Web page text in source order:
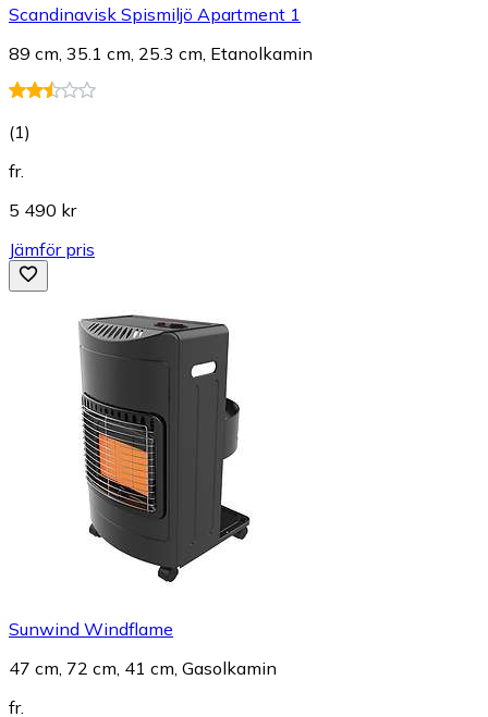
Scandinavisk Spismiljö Apartment 1
89 cm, 35.1 cm, 25.3 cm, Etanolkamin
(1)
fr.
5 490 kr
Jämför pris
Sunwind Windflame
47 cm, 72 cm, 41 cm, Gasolkamin
fr.